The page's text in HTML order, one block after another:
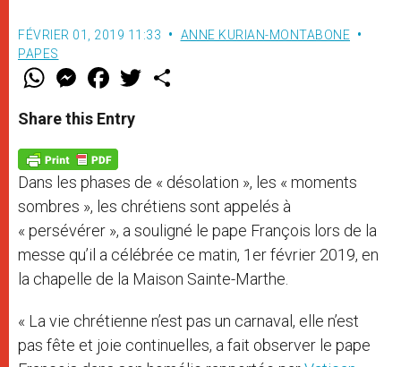
FÉVRIER 01, 2019 11:33
ANNE KURIAN-MONTABONE
PAPES
W
t
s
p
p
M
e
s
e
g
e
r
F
a
e
b
o
k
w
Share this Entry
Dans les phases de « désolation », les « moments
sombres », les chrétiens sont appelés à
« persévérer », a souligné le pape François lors de la
messe qu’il a célébrée ce matin, 1er février 2019, en
la chapelle de la Maison Sainte-Marthe.
« La vie chrétienne n’est pas un carnaval, elle n’est
pas fête et joie continuelles, a fait observer le pape